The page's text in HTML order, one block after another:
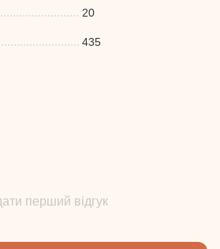
20
435
перший відгук